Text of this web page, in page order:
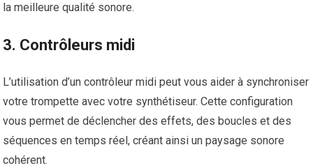
la meilleure qualité sonore.
3. Contrôleurs midi
L’utilisation d’un contrôleur midi peut vous aider à synchroniser
votre trompette avec votre synthétiseur. Cette configuration
vous permet de déclencher des effets, des boucles et des
séquences en temps réel, créant ainsi un paysage sonore
cohérent.